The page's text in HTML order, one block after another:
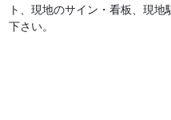
ト、現地のサイン・看板、現
下さい。